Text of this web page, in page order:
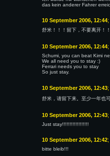
das kein anderer Fahrer
10 September 2006, 12:44
舒米！！！留下，不要离开！
10 September 2006, 12:44
Schumi, you can beat Kimi
We all need you to stay :)
Ferrari needs you to stay
So just stay.
10 September 2006, 12:43
舒米，请留下来。至少一年也
10 September 2006, 12:43
Just stay!!!!!!!!!!!!!!!!!!
10 September 2006, 12:42
bitte bleib!!!